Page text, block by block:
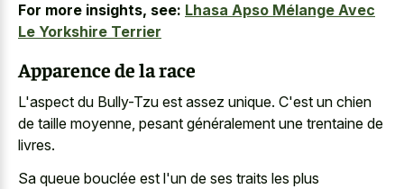
For more insights, see: Lhasa Apso Mélange Avec
Le Yorkshire Terrier
Apparence de la race
L'aspect du Bully-Tzu est assez unique. C'est un chien
de taille moyenne, pesant généralement une trentaine de
livres.
Sa queue bouclée est l'un de ses traits les plus